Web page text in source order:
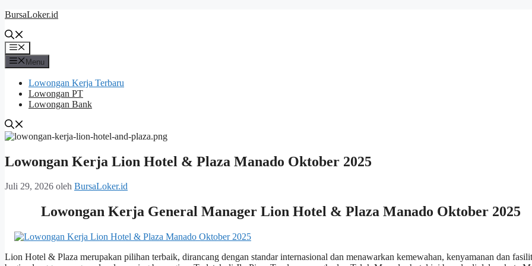
Langsung
isi
BursaLoker.id
Menu
Menu
Lowongan Kerja Terbaru
Lowongan PT
Lowongan Bank
Lowongan Kerja Lion Hotel & Plaza Manado Oktober 2025
Juli 29, 2026 oleh BursaLoker.id
Lowongan Kerja General Manager Lion Hotel & Plaza Manado Oktober 2025
Lion Hotel & Plaza merupakan pilihan terbaik, dirancang dengan standar internasional dan menawarkan kemewahan, kenyamanan dan